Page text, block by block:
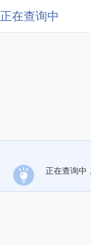
正在查询中
正在查询中